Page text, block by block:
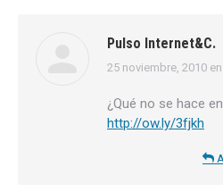
Pulso Internet&C.
dice:
25 noviembre, 2010
¿Qué no se hace
http://ow.ly/3fjkh